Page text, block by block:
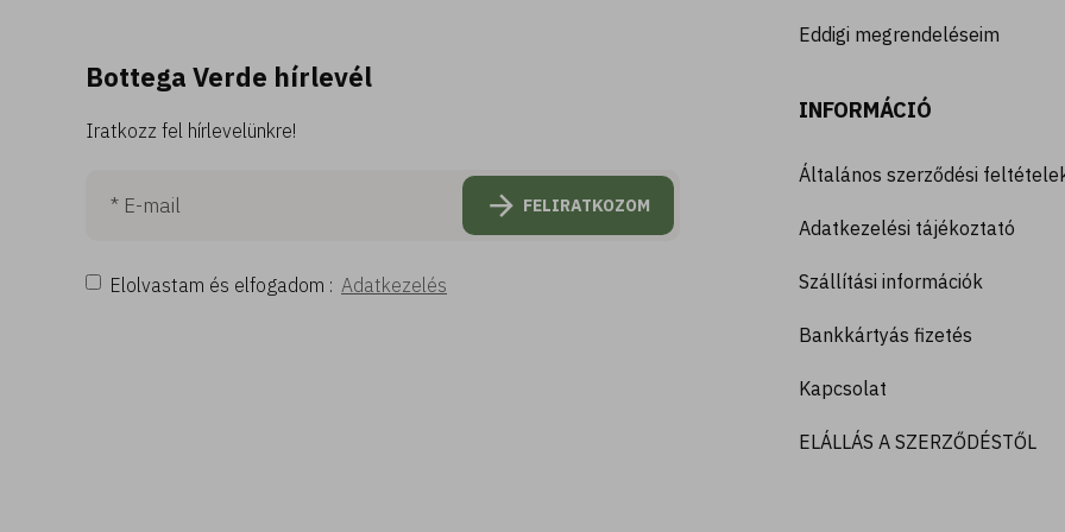
Bottega Verde hírlevél
Iratkozz fel hírlevelünkre!
FELIRATKOZOM
Elolvastam és elfogadom : Adatkezelés
Eddigi megrendeléseim
INFORMÁCIÓ
Általános szerződési
Adatkezelési tájékoztató
Szállítási információk
Bankkártyás fizetés
Kapcsolat
ELÁLLÁS A SZERZŐDÉSTŐL